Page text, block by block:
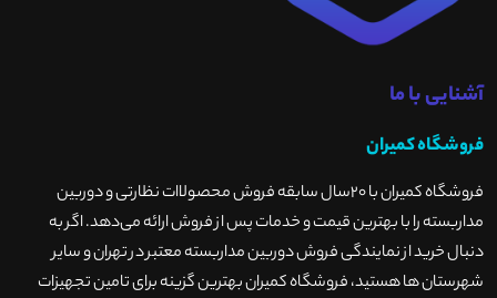
آشنایی با ما
فروشگاه کمیران
فروشگاه کمیران با ۲۰سال سابقه فروش محصولاات نظارتی و دوربین
مداربسته را با بهترین قیمت و خدمات پس از فروش ارائه می‌دهد. اگر به
دنبال خرید از نمایندگی فروش دوربین مداربسته معتبر در تهران و سایر
شهرستان ها هستید، فروشگاه کمیران بهترین گزینه برای تامین تجهیزات